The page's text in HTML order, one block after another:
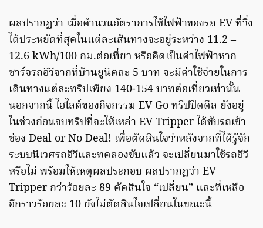
ผลปรากฏว่า เมื่อคำนวนอัตราการใช้ไฟฟ้าของรถ EV ที่วิ่ง
ได้ประหยัดที่สุดในแต่ละเส้นทางจะอยู่ระหว่าง 11.2 –
12.6 kWh/100 กม.ต่อเที่ยว หรือคิดเป็นค่าไฟฟ้าหาก
ชาร์จรถอีวีจากที่บ้านยูนิตละ 5 บาท จะมีค่าใช้จ่ายในการ
เดินทางแต่ละทริปเพียง 140-154 บาทต่อเที่ยวเท่านั้น
นอกจากนี้ ไฮไลต์ของกิจกรรม EV Go ทริปปิดดีล ยังอยู่
ในช่วงก่อนจบทริปที่จะให้เหล่า EV Tripper ได้ขับรถเข้า
ช่อง Deal or No Deal! เพื่อตัดสินใจว่าหลังจากที่ได้รู้จัก
ระบบนิเวศรถอีวีและทดลองขับแล้ว จะเปลี่ยนมาใช้รถอีวี
หรือไม่ พร้อมให้เหตุผลประกอบ ผลปรากฏว่า EV
Tripper กว่าร้อยละ 89 ตัดสินใจ “เปลี่ยน” และที่เหลือ
อีกราวร้อยละ 10 ยังไม่ตัดสินใจเปลี่ยนในขณะนี้